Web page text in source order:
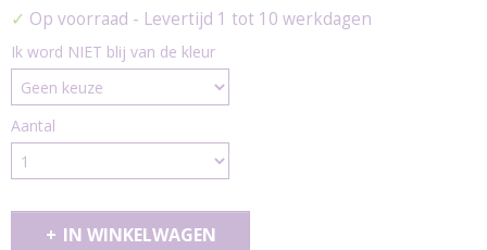
✓ Op voorraad - Levertijd 1 tot 10 werkdagen
Ik word NIET blij van de kleur
Aantal
IN WINKELWAGEN